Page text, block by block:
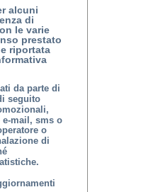
alcuni
di
le varie
prestato
riportata
da parte di
seguito
e-mail, sms o
o
di